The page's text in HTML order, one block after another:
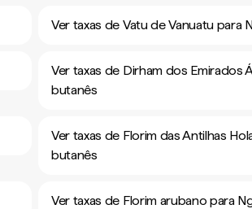
Ver taxas de Vatu de Vanuatu para
Ver taxas de Dirham dos Emirados
butanês
Ver taxas de Florim das Antilhas
butanês
Ver taxas de Florim arubano para